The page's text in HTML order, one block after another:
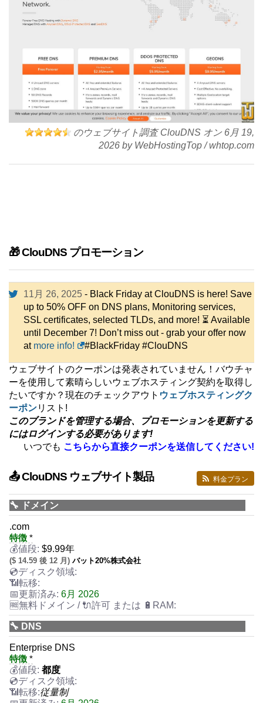
のウェブサイト調査 ClouDNS オン 6月 19,
2026 by WebHostingTop/whtop.com
🎁 ClouDNS プロモーション
11月 26, 2025 - Black Friday at ClouDNS is here! Save
up to 50% OFF on DNS plans, Monitoring services,
SSL certificates, selected TLDs, and more! ⏳ Available
until December 7! Don’t miss out - grab your offer now
at more info! #BlackFriday #ClouDNS
ウェブサイトのクーポンは発表されていません！バウチャ
ーを使用して素晴らしいウェブホスティング契約を取得し
たいですか？現在のチェックアウト ウェブホスティングク
ーポンリスト!
このブランドを管理する場合、プロモーションを更新する
にはログインする必要があります!
いつでも こちらから直接クーポンを送信してください!
料金プラン
📤 ClouDNS ウェブサイト製品
🔧 ドメイン
.com
特徴 *
$9.99年
($ 14.59 後 12 月) バット20%株式会社
6月 2026
🔧 DNS
Enterprise DNS
特徴 *
都度
従量制